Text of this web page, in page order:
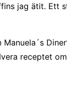
jag ätit.
Manuela´s
receptet